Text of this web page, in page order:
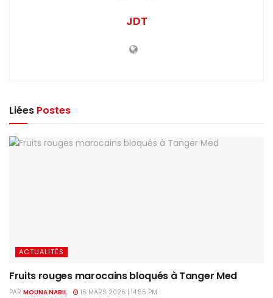
JDT
Liées Postes
ACTUALITÉS
Fruits rouges marocains bloqués à Tanger Med
PAR MOUNA NABIL 16 MARS 2026 | 14:55 PM